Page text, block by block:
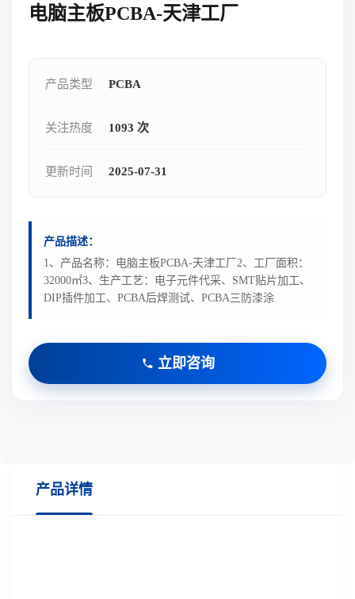
电脑主板PCBA-天津工厂
产品类型 PCBA
关注热度 1093 次
更新时间 2025-07-31
产品描述：
1、产品名称：电脑主板PCBA-天津工厂2、工厂面积：
32000㎡3、生产工艺：电子元件代采、SMT贴片加工、
DIP插件加工、PCBA后焊测试、PCBA三防漆涂
立即咨询
产品详情